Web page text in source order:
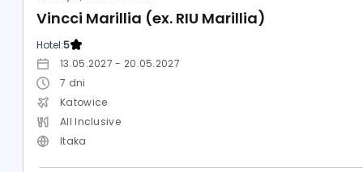
Vincci Marillia (ex. RIU Marillia)
Hotel:5
13.05.2027 - 20.05.2027
7 dni
Katowice
All Inclusive
Itaka